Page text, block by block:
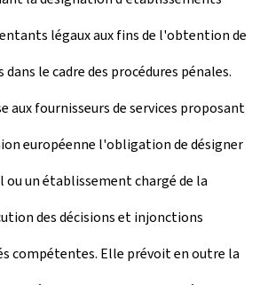
légaux aux fins de l'obtention de
le cadre des procédures pénales.
aux fournisseurs de services proposant
européenne l'obligation de désigner
un établissement chargé de la
des décisions et injonctions
compétentes. Elle prévoit en outre la